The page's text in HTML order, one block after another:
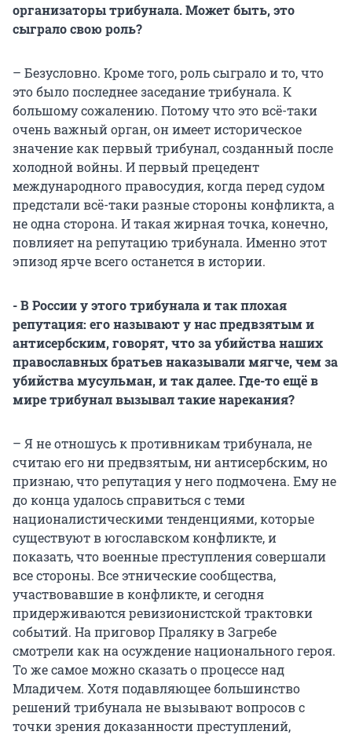
организаторы трибунала. Может быть, это
сыграло свою роль?
– Безусловно. Кроме того, роль сыграло и то, что
это было последнее заседание трибунала. К
большому сожалению. Потому что это всё-таки
очень важный орган, он имеет историческое
значение как первый трибунал, созданный после
холодной войны. И первый прецедент
международного правосудия, когда перед судом
предстали всё-таки разные стороны конфликта, а
не одна сторона. И такая жирная точка, конечно,
повлияет на репутацию трибунала. Именно этот
эпизод ярче всего останется в истории.
- В России у этого трибунала и так плохая
репутация: его называют у нас предвзятым и
антисербским, говорят, что за убийства наших
православных братьев наказывали мягче, чем за
убийства мусульман, и так далее. Где-то ещё в
мире трибунал вызывал такие нарекания?
– Я не отношусь к противникам трибунала, не
считаю его ни предвзятым, ни антисербским, но
признаю, что репутация у него подмочена. Ему не
до конца удалось справиться с теми
националистическими тенденциями, которые
существуют в югославском конфликте, и
показать, что военные преступления совершали
все стороны. Все этнические сообщества,
участвовавшие в конфликте, и сегодня
придерживаются ревизионистской трактовки
событий. На приговор Праляку в Загребе
смотрели как на осуждение национального героя.
То же самое можно сказать о процессе над
Младичем. Хотя подавляющее большинство
решений трибунала не вызывают вопросов с
точки зрения доказанности преступлений,